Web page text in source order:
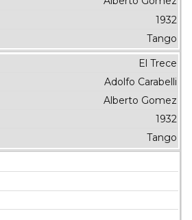
1932
Tango
El Trece
Adolfo Carabelli
Alberto Gomez
1932
Tango